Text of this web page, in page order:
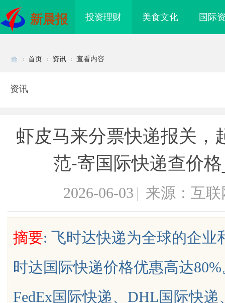
新晨报 投资理财 美食文化 国际
首页 资讯 查看内容
资讯
虾皮马来分票快递报关，
范-寄国际快递查价
2026-06-03 | 来源：互联
摘要: 飞时达快递为全球的企业
时达国际快递价格优惠高达
FedEx国际快递、DHL国际快